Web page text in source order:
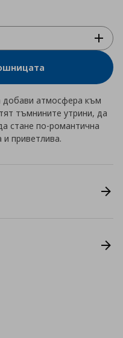
атмосфера към
тъмнините утрини, да
стане по-романтична
приветлива.